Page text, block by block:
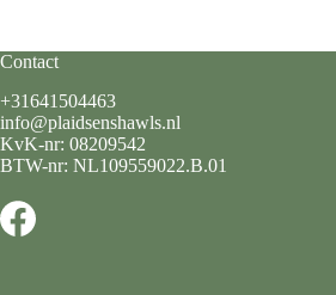
Contact
+31641504463
info@plaidsenshawls.nl
KvK-nr: 08209542
BTW-nr: NL109559022.B.01